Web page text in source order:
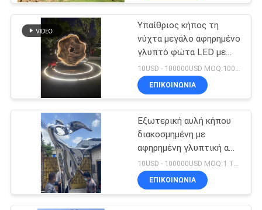
Υπαίθριος κήπος τη
νύχτα μεγάλο αφηρημένο
γλυπτό φώτα LED με
αλλαγές κυμάτων
φωτός ευπρόσδεκτο
προσαρμοσμένο γλυπτό
ΕΠΙΚΟΙΝΩΝΊΑ
Εξωτερική αυλή κήπου
διακοσμημένη με
αφηρημένη γλυπτική από
ανοξείδωτο χάλυβα που
χορεύει κορίτσι
10USD - 100000USD MOQ:1 Τεμάχιο
ΕΠΙΚΟΙΝΩΝΊΑ